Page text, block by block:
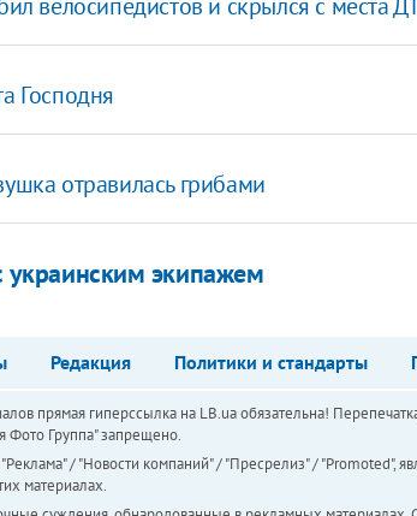
Господня
отравилась грибами
украинским экипажем
Редакция Политики и стандарты
прямая гиперссылка на LB.ua обязательна!
Фото Группа" запрещено.
/ "Новости компаний" / "Пресрелиз" / "Promoted",
материалах.